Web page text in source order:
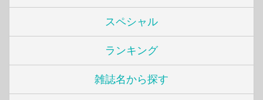
スペシャル
ランキング
雑誌名から探す